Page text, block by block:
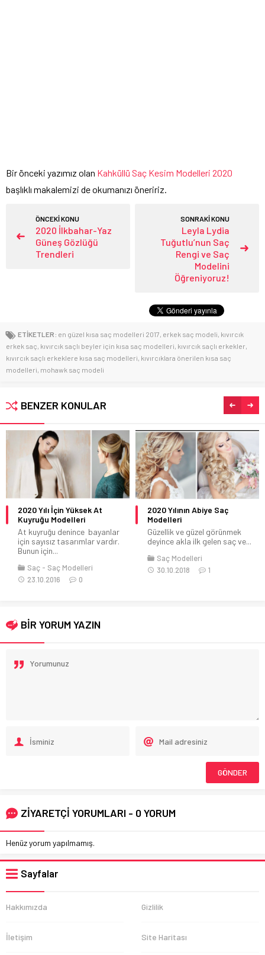
Bir önceki yazımız olan Kahküllü Saç Kesim Modelleri 2020
başlıklı makalemizi de okumanızı öneririz.
ÖNCEKİ KONU
2020 İlkbahar-Yaz
Güneş Gözlüğü
Trendleri
SONRAKİ KONU
Leyla Lydia
Tuğutlu’nun Saç
Rengi ve Saç
Modelini
Öğreniyoruz!
ETİKETLER: en güzel kısa saç modelleri 2017, erkek saç modeli, kıvırcık
erkek saç, kıvırcık saçlı beyler için kısa saç modelleri, kıvırcık saçlı erkekler,
kıvırcık saçlı erkeklere kısa saç modelleri, kıvırcıklara önerilen kısa saç
modelleri, mohawk saç modeli
BENZER KONULAR
2020 Yılı İçin Yüksek At
Kuyruğu Modelleri
At kuyruğu denince bayanlar
için sayısız tasarımlar vardır.
Bunun için...
Saç
Saç Modelleri
23.10.2016
0
2020 Yılının Abiye Saç
Modelleri
Güzellik ve güzel görünmek
deyince akla ilk gelen saç ve...
Saç Modelleri
30.10.2018
1
BİR YORUM YAZIN
ZİYARETÇİ YORUMLARI - 0 YORUM
Henüz yorum yapılmamış.
Sayfalar
Hakkımızda Gizlilik
İletişim Site Haritası